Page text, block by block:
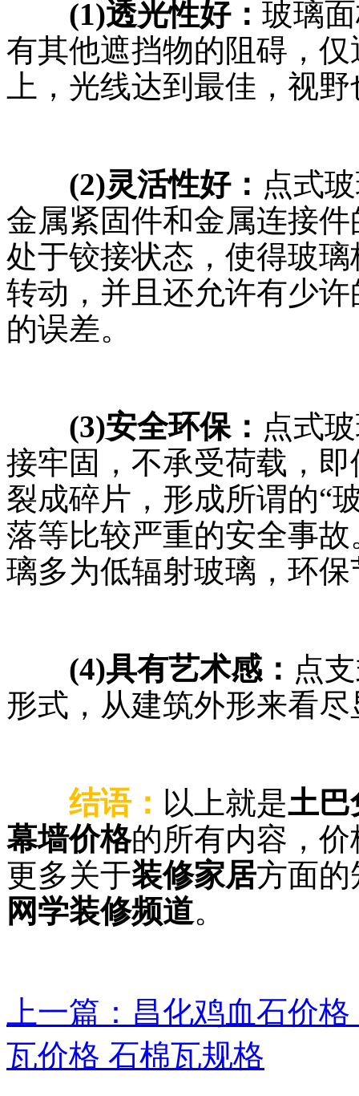
(1)透光性好： 玻璃
有其他遮挡物的阻碍，
上，光线达到最佳，视
(2)灵活性好： 点式
金属紧固件和金属连接
处于铰接状态，使得玻
转动，并且还允许有少
的误差。
(3)安全环保： 点式
接牢固，不承受荷载，
裂成碎片，形成所谓的“
落等比较严重的安全事
璃多为低辐射玻璃，环保
(4)具有艺术感： 点
形式，从建筑外形来看
结语： 以上就是土巴
幕墙价格的所有内容，
更多关于装修家居方面
网学装修频道。
上一篇：昌化鸡血石价
瓦价格 石棉瓦规格